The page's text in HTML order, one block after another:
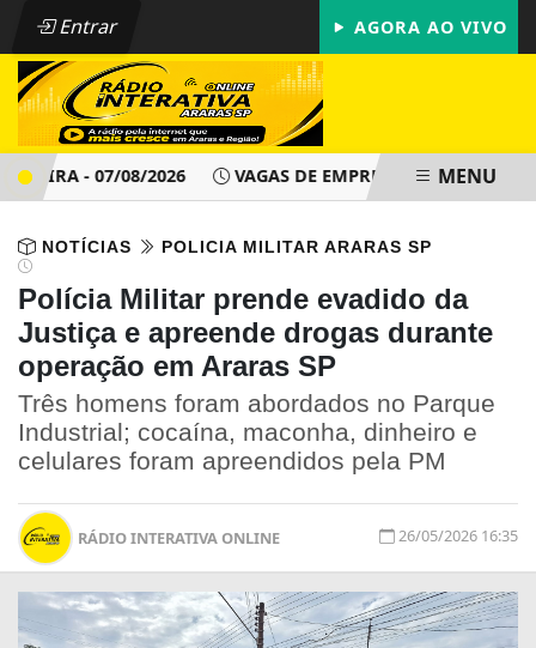
Entrar AGORA AO VIVO
- 07/08/2026 VAGAS DE EMPREGO - PAT ARARAS
MENU
NOTÍCIAS POLICIA MILITAR ARARAS SP
Polícia Militar prende evadido da
Justiça e apreende drogas durante
operação em Araras SP
Três homens foram abordados no Parque
Industrial; cocaína, maconha, dinheiro e
celulares foram apreendidos pela PM
RÁDIO INTERATIVA ONLINE 26/05/2026 16:35